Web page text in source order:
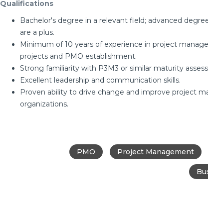
Qualifications
Bachelor's degree in a relevant field; advanced
are a plus.
Minimum of 10 years of experience in project
projects and PMO establishment.
Strong familiarity with P3M3 or similar maturity
Excellent leadership and communication skills.
Proven ability to drive change and improve project
organizations.
Project Management
PMO